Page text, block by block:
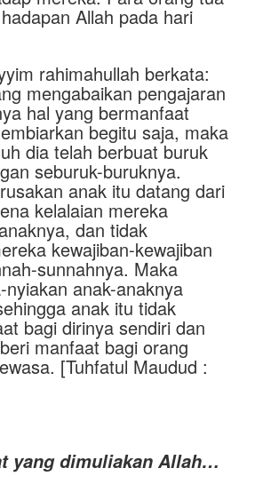
Allah pada hari
rahimahullah berkata:
mengabaikan pengajaran
hal yang bermanfaat
begitu saja, maka
dia telah berbuat buruk
seburuk-buruknya.
anak itu datang dari
kelalaian mereka
dan tidak
kewajiban-kewajiban
sunnahnya. Maka
anak-anaknya
anak itu tidak
bagi dirinya sendiri dan
manfaat bagi orang
[Tuhfatul Maudud :
yang dimuliakan Allah…